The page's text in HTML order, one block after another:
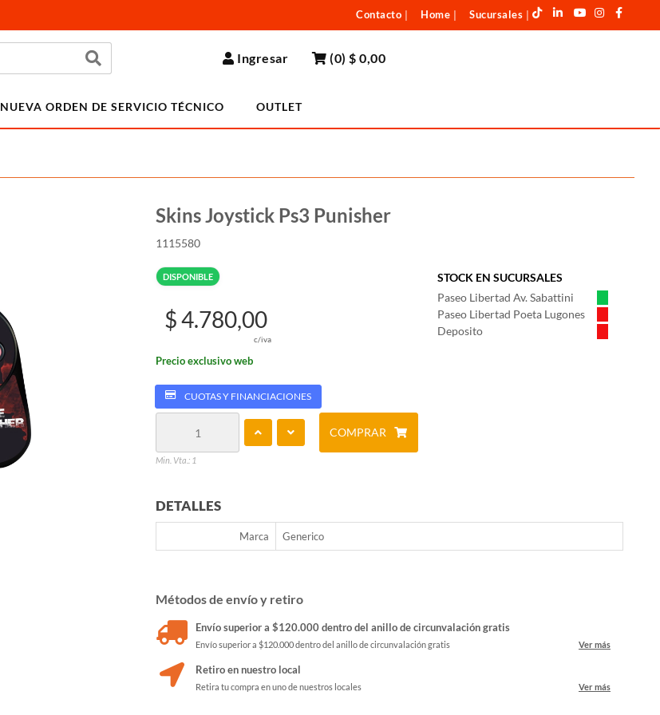
Contacto Home Sucursales
Ingresar (0)$ 0,00
NUEVA ORDEN DE SERVICIO TÉCNICO OUTLET
Skins Joystick Ps3 Punisher
1115580
DISPONIBLE
STOCK EN SUCURSALES
Paseo Libertad Av. Sabattini
Paseo Libertad Poeta Lugones
Deposito
$ 4.780,00
c/iva
Precio exclusivo web
CUOTAS Y FINANCIACIONES
Min. Vta.: 1
COMPRAR
DETALLES
Marca Generico
Métodos de envío y retiro
Envío superior a $120.000 dentro del anillo de circunvalación gratis
Envío superior a $120.000 dentro del anillo de circunvalación gratis Ver más
Retiro en nuestro local
Retira tu compra en uno de nuestros locales Ver más